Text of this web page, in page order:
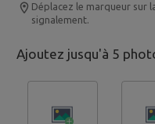
Déplacez le marqueur sur
signalement.
Ajoutez jusqu'à 5